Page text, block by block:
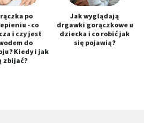
po
- co
i czy jest
do
Kiedy i jak
zbijać?
Jak wyglądają
drgawki gorączkowe u
dziecka i co robić jak
się pojawią?